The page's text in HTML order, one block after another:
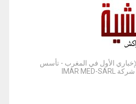
الأول في المغرب - تأسس